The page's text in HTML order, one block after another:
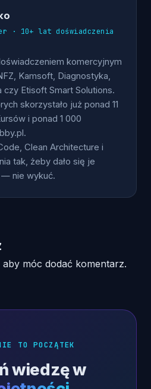
· 10+ lat doświadczenia
komercyjnym
Kamsoft, Diagnostyka,
czy Etisoft Smart Solutions.
skorzystało już ponad 11
i ponad 1 000
Clean Architecture i
tak, żeby dało się je
— nie wykuć.
aby móc dodać komentarz.
TO POCZĄTEK
wiedzę w